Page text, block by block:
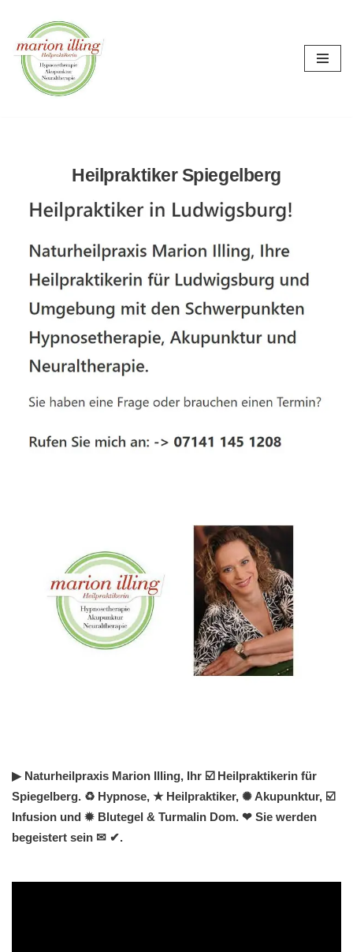
Zum
Inhalt
springen
Heilpraktiker Spiegelberg
▶︎ Naturheilpraxis Marion Illing, Ihr ☑️ Heilpraktikerin für
Spiegelberg. ♻ Hypnose, ★ Heilpraktiker, ✺ Akupunktur, ☑️
Infusion und ✹ Blutegel & Turmalin Dom. ❤ Sie werden
begeistert sein ✉ ✔.